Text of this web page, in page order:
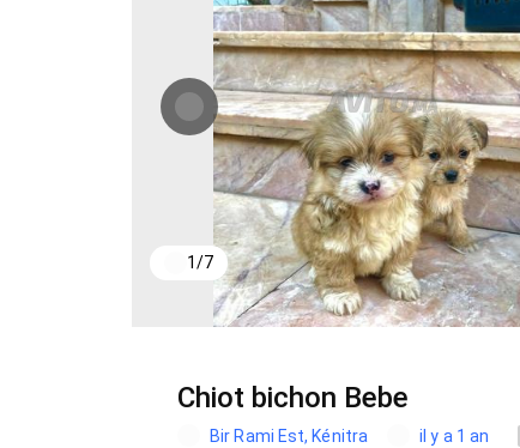
1/7
Chiot bichon Bebe
Bir Rami Est, Kénitra il y a 1 an